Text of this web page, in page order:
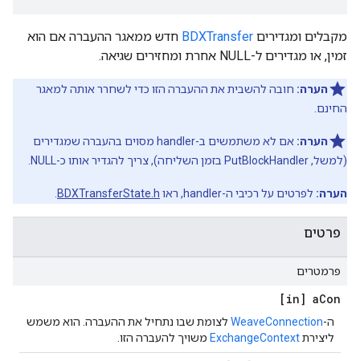
מקבלים ומגדירים BDXTransfer חדש ממאגר ההעברה אם הוא
זמין, או מגדירים ל-NULL אחרת ומחזירים שגיאה.
הערה: חובה להשבית את ההעברה הזו כדי לשחרר אותה למאגר
החינם.
הערה:
אם לא משתמשים ב-handler מסוים בהעברה שמגדירים
(למשל, PutBlockHandler בזמן השליחה), צריך להגדיר אותו כ-NULL.
הערה: לפרטים על רכיבי ה-handler, ראו BDXTransferState.h
פרטים
פרמטרים
[in] aCon
ה-WeaveConnection לצומת שבו נתחיל את ההעברה. הוא משמש
ליצירתExchangeContext משויך להעברה הזו.